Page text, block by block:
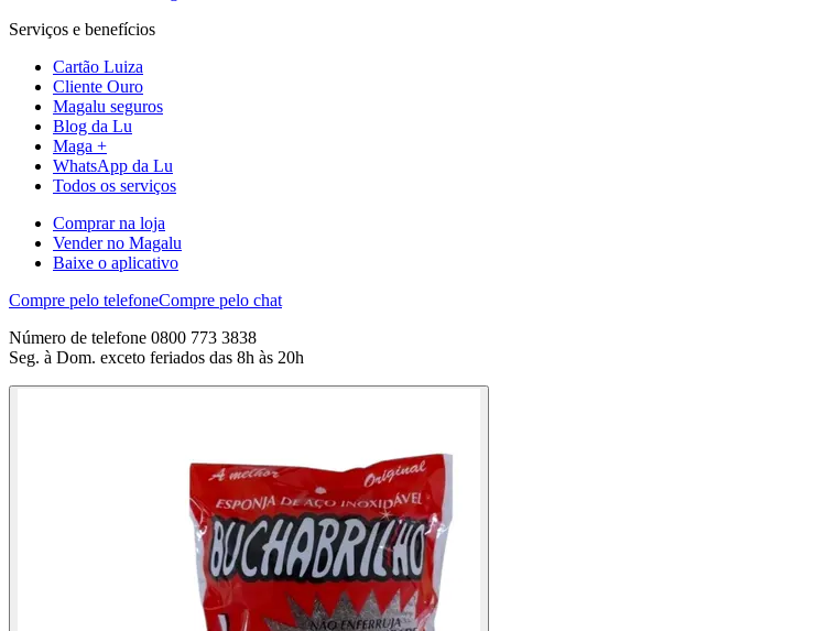
Serviços e benefícios
Cartão Luiza
Cliente Ouro
Magalu seguros
Blog da Lu
Maga +
WhatsApp da Lu
Todos os serviços
Comprar na loja
Vender no Magalu
Baixe o aplicativo
Compre pelo telefoneCompre pelo chat
Número de telefone 0800 773 3838
Seg. à Dom. exceto feriados das 8h às 20h